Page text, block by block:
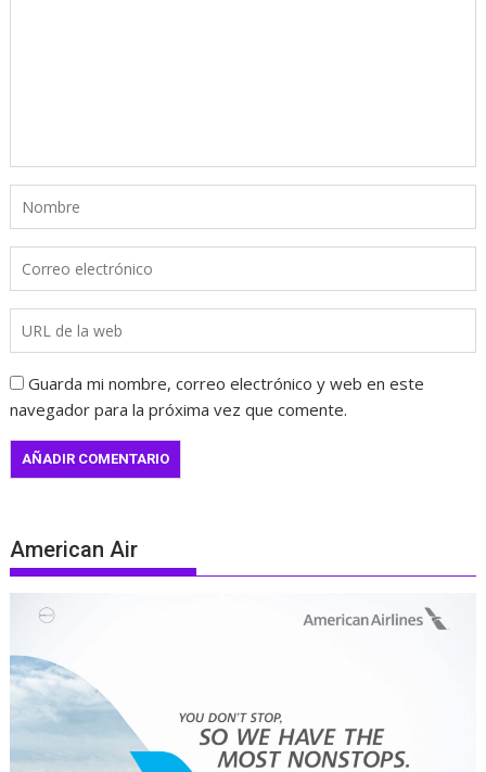
Guarda mi nombre, correo electrónico y web en este
navegador para la próxima vez que comente.
American Air